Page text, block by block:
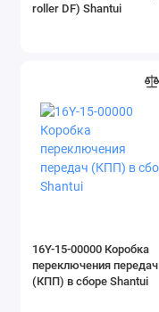
roller DF) Shantui
16Y-15-00000 Коробка
переключения передач
(КПП) в сборе Shantui